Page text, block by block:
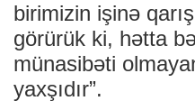
birimizin işinə
görürük ki, hətta
münasibəti
yaxşıdır”.